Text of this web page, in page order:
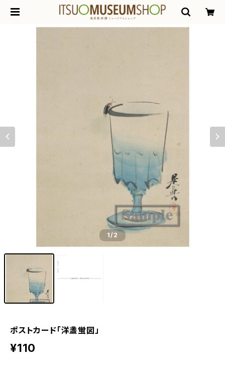
1/2
ポストカード「洋盞蛍図」
¥110